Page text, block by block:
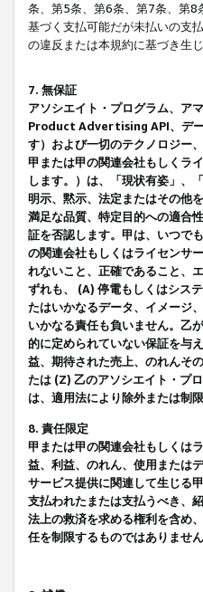
条、第5条、第6条、第7条、第8
基づく支払可能だが未払いの支
の違反または本規約に基づき生
7. 無保証
アソシエイト・プログラム、ア
Product Advertising API、デー
す）および一切のテクノロジー
甲または甲の関連会社もしくラ
します。）は、「現状有姿」、
明示、黙示、法定またはその他
満足な品質、特定目的への適合
証を否認します。甲は、いつで
の関連会社もしくはライセンサ
れないこと、正確であること、
ずれも、 (A) 停電もしくはシス
たはいかなるデータ、イメージ
いかなる責任も負いません。乙
的に定められていない保証を与
益、期待された売上、のれんそ
たは (Z) 乙のアソシエイト・プ
は、適用法により除外または制
8. 責任限定
甲または甲の関連会社もしくは
益、利益、のれん、使用または
サービス提供に関連して生じる
支払われたまたは支払うべき、
法上の救済を求める権利を含め
任を制限するものではありません